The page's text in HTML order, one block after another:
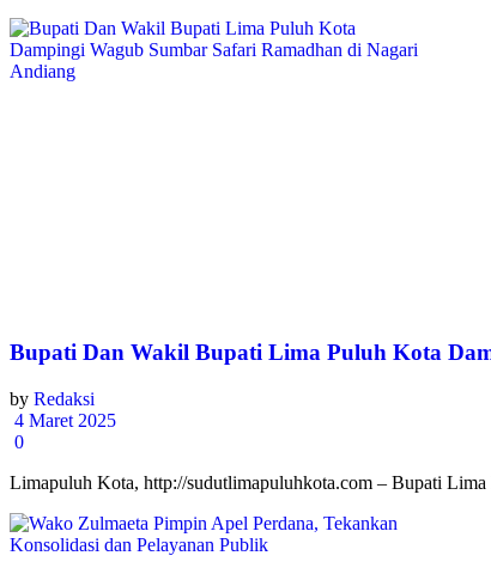
Bupati Dan Wakil Bupati Lima Puluh Kota
by Redaksi
4 Maret 2025
0
Limapuluh Kota, http://sudutlimapuluhkota.com – Bupati